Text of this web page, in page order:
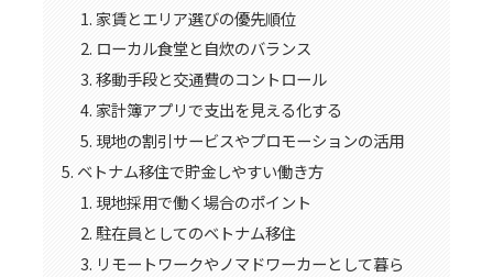
家賃とエリア選びの優先順位
ローカル食堂と自炊のバランス
移動手段と交通費のコントロール
家計簿アプリで支出を見える化する
現地の割引サービスやプロモーションの活用
ベトナム移住で貯金しやすい働き方
現地採用で働く場合のポイント
駐在員としてのベトナム移住
リモートワークやノマドワーカーとして暮ら